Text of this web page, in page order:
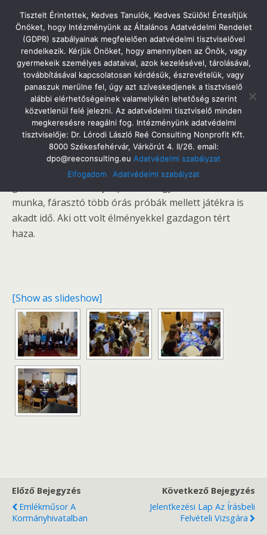
Tatabányai Árpád Gimnázium
2014. Október 23. Csütörtök
Kórustábor 2014
Megosztás Tweet Pin Email SMS
2014. október 20-22 között Tarjánban táborozott
munka, fárasztó több órás próbák mellett játékra is
akadt idő. Aki ott volt élményekkel gazdagon tért
haza.
[Show as slideshow]
Előző Bejegyzés
Emlékműsor A
Kormányhivatalban
Következő Bejegyzés
Jelentkezési Lap Az Írásbeli
Felvételi Vizsgára
Tisztelt Érintettek, Kedves Tanulók, Kedves Szülők! Értesítjük
Önöket, hogy Intézményünk az Általános Adatvédelmi Rendelet
(GDPR) szabályainak megfelelően adatvédelmi tisztviselővel
rendelkezik. Kérjük Önöket, hogy amennyiben az Önök, vagy
gyermekeik személyes adataival, azok kezelésével, tárolásával,
továbbításával kapcsolatosan kérdésük, észrevételük, vagy
panaszuk merülne fel, úgy azt szíveskedjenek a tisztviselő
alábbi elérhetőségeinek valamelyikén lehetőség szerint
közvetlenül felé jelezni. Az adatvédelmi tisztviselő minden
megkeresésre reagálni fog. Intézményünk adatvédelmi
tisztviselője: Dr. Lórodi László Reé Consulting Nonprofit Kft.
8000 Székesfehérvár, Várkörút 4. II/26. email:
dpo@reeconsulting.eu Adatvédelmi szabályzat
Elfogadom
Adatvédelmi szabályzat